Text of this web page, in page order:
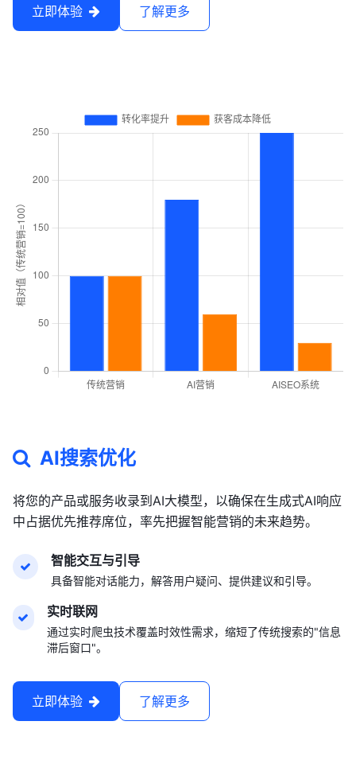
立即体验 了解更多
AI搜索优化
将您的产品或服务收录到AI大模型，以确保在生成式AI响应
中占据优先推荐席位，率先把握智能营销的未来趋势。
智能交互与引导
具备智能对话能力，解答用户疑问、提供建议和引导。
实时联网
通过实时爬虫技术覆盖时效性需求，缩短了传统搜索的"信息
滞后窗口"。
立即体验 了解更多